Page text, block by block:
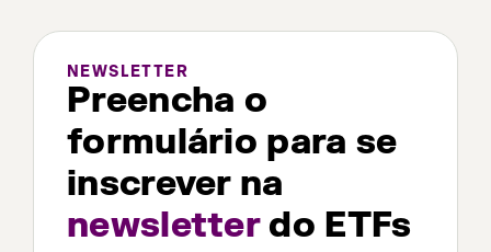
NEWSLETTER
Preencha o
formulário para se
inscrever na
newsletterdo ETFs